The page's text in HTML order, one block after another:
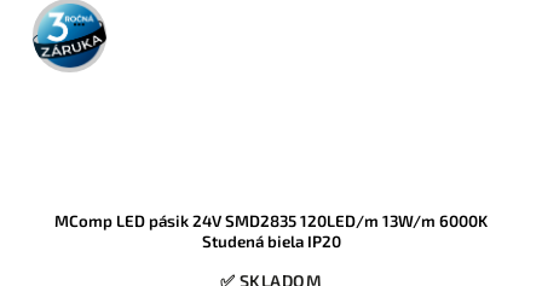
3 roky
záruka
MComp LED pásik 24V SMD2835 120LED/m 13W/m 6000K
Studená biela IP20
✅ SKLADOM